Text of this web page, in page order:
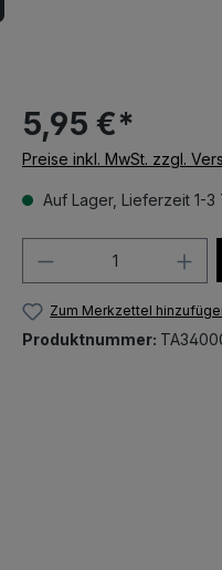
5,95 €*
Preise inkl. MwSt. zzgl.
Auf Lager, Lieferzeit 1-3
Produkt
Zum Merkzettel
Produktnummer: